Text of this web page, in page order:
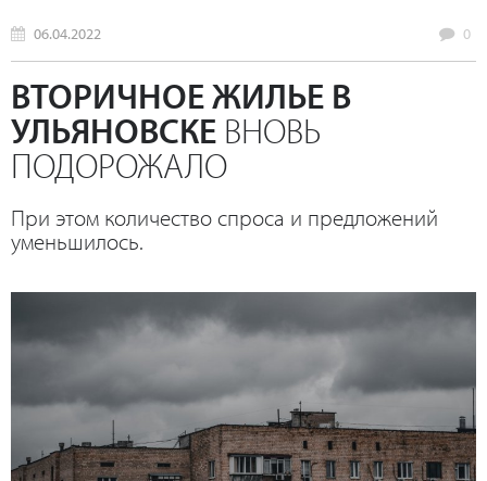
06.04.2022 0
ВТОРИЧНОЕ ЖИЛЬЕ В
УЛЬЯНОВСКЕ ВНОВЬ
ПОДОРОЖАЛО
При этом количество спроса и предложений
уменьшилось.